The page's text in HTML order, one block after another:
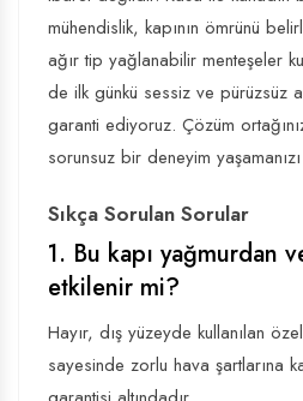
mühendislik, kapının ömrünü
ağır tip yağlanabilir menteşeler
de ilk günkü sessiz ve pürüzsüz
garanti ediyoruz. Çözüm
sorunsuz bir deneyim
Sıkça Sorulan Sorular
1. Bu kapı yağmurdan
etkilenir mi?
Hayır, dış yüzeyde kullanılan
sayesinde zorlu hava şartlarına